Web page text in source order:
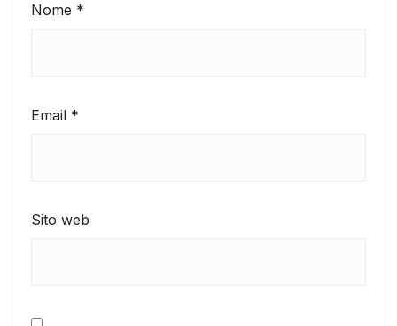
Nome *
Email *
Sito web